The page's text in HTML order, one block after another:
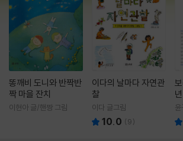
똥깨비 도니와 반짝반
짝 마을 잔치
이현아 글/핸짱 그림
이다의 날마다 자연관
찰
이다 글그림
10.0 (9)
윤